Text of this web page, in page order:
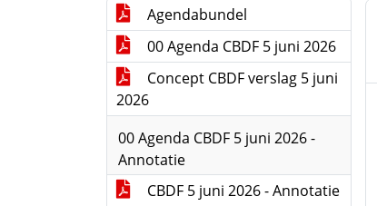
Agendabundel
00 Agenda CBDF 5 juni 2026
Concept CBDF verslag 5 juni
2026
00 Agenda CBDF 5 juni 2026 -
Annotatie
CBDF 5 juni 2026 - Annotatie